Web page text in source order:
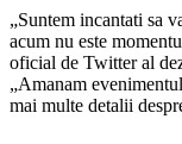
„Suntem incantati sa
acum nu este
oficial de Twitter al
„Amanam
mai multe detalii